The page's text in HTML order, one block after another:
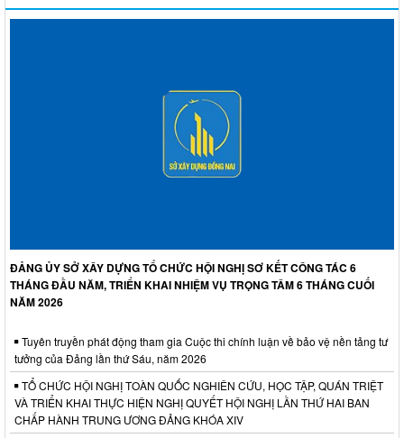
ĐẢNG ỦY SỞ XÂY DỰNG TỔ CHỨC HỘI NGHỊ SƠ KẾT CÔNG TÁC 6
THÁNG ĐẦU NĂM, TRIỂN KHAI NHIỆM VỤ TRỌNG TÂM 6 THÁNG CUỐI
NĂM 2026
Tuyên truyền phát động tham gia Cuộc thi chính luận về bảo vệ nền tảng tư
tưởng của Đảng lần thứ Sáu, năm 2026
TỔ CHỨC HỘI NGHỊ TOÀN QUỐC NGHIÊN CỨU, HỌC TẬP, QUÁN TRIỆT
VÀ TRIỂN KHAI THỰC HIỆN NGHỊ QUYẾT HỘI NGHỊ LẦN THỨ HAI BAN
CHẤP HÀNH TRUNG ƯƠNG ĐẢNG KHÓA XIV